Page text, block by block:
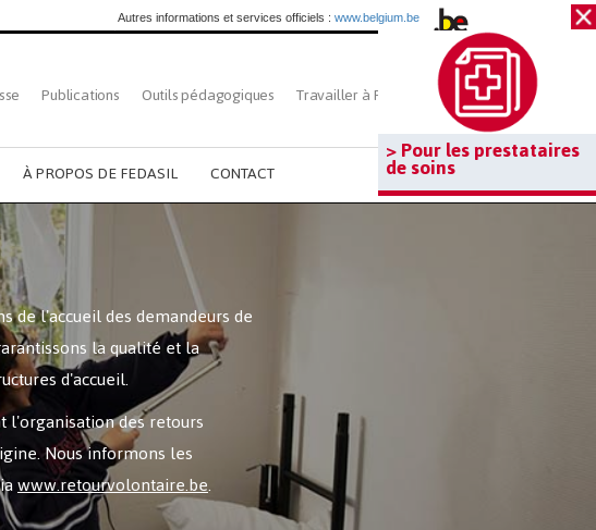
> Pour les prestataires
de soins
Autres informations et services officiels : www.belgium.be
Publications Outils pédagogiques Travailler à Fedasil Rechercher
À PROPOS DE FEDASIL CONTACT
de l'accueil des demandeurs de
la qualité et la
d'accueil.
l'organisation des retours
Nous informons les
www.retourvolontaire.be.